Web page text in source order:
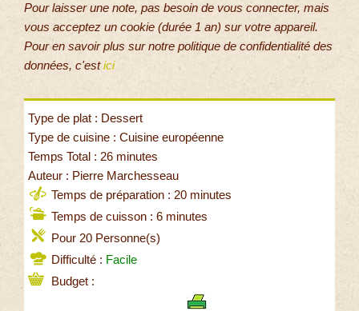
Pour laisser une note, pas besoin de vous connecter, mais
vous acceptez un cookie (durée 1 an) sur votre appareil.
Pour en savoir plus sur notre politique de confidentialité des
données, c'estici
Type de plat : Dessert
Type de cuisine : Cuisine européenne
Temps Total : 26 minutes
Auteur : Pierre Marchesseau
Temps de préparation : 20 minutes
Temps de cuisson : 6 minutes
Pour 20 Personne(s)
Difficulté : Facile
Budget :